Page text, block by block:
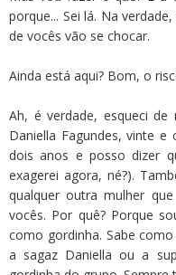
porque... Sei lá. Na
de vocês vão se chocar.
Ainda está aqui? Bom, o
Ah, é verdade, esqueci
Daniella Fagundes, vinte
dois anos e posso dizer
exagerei agora, né?).
qualquer outra mulher
vocês. Por quê? Porque
como gordinha. Sabe
a sagaz Daniella ou a